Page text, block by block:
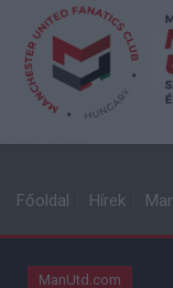
Főoldal Hírek
ManUtd.com